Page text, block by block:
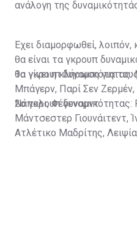
ανάλογη της
Έχει διαμορφωθεί, λοιπόν,
θα είναι τα γκρουπ
θα γίνει η κλήρωση για
1ο γκρουπ δυναμικότητας:
Μπάγερν, Παρί Σεν
Νάπολι, Φέγενορντ.
2ο γκρουπ
Μάντσεστερ Γιουνάιτεντ,
Ατλέτικο Μαδρίτης,